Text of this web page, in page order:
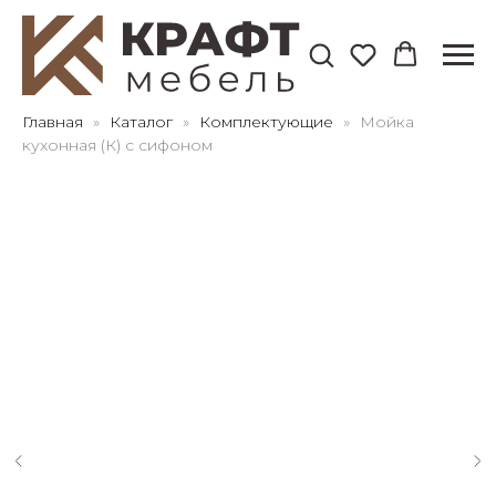
Главная Каталог Комплектующие
Мойка
кухонная (К) с сифоном